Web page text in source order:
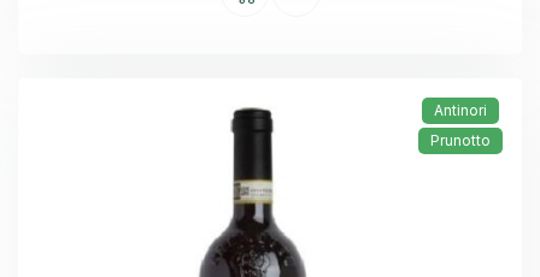
Antinori
Prunotto